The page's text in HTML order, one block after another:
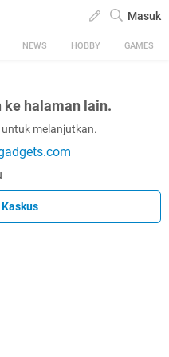
Masuk
NEWS HOBBY GAMES
halaman lain.
melanjutkan.